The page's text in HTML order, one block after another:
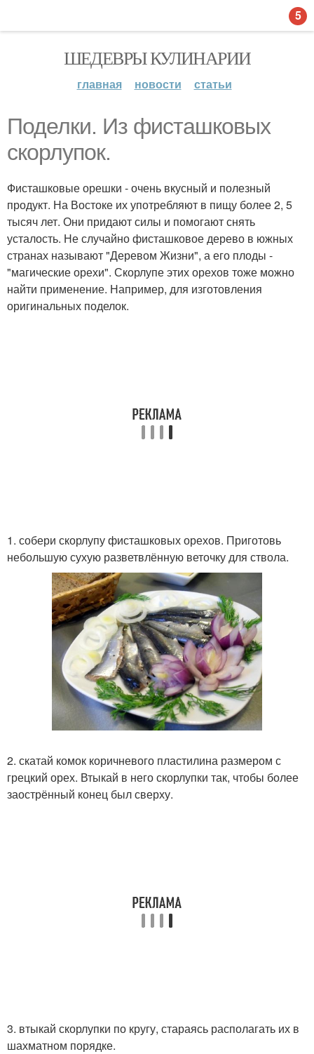
ШЕДЕВРЫ КУЛИНАРИИ
главная новости статьи
Поделки. Из фисташковых
скорлупок.
Фисташковые орешки - очень вкусный и полезный
продукт. На Востоке их употребляют в пищу более 2, 5
тысяч лет. Они придают силы и помогают снять
усталость. Не случайно фисташковое дерево в южных
странах называют "Деревом Жизни", а его плоды -
"магические орехи". Скорлупе этих орехов тоже можно
найти применение. Например, для изготовления
оригинальных поделок.
1. собери скорлупу фисташковых орехов. Приготовь
небольшую сухую разветвлённую веточку для ствола.
2. скатай комок коричневого пластилина размером с
грецкий орех. Втыкай в него скорлупки так, чтобы более
заострённый конец был сверху.
3. втыкай скорлупки по кругу, стараясь располагать их в
шахматном порядке.
5